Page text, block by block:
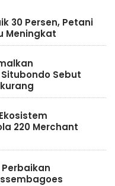
30 Persen, Petani
Meningkat
Sebut
220 Merchant